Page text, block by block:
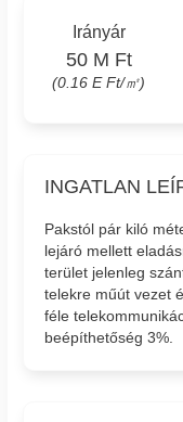
Irányár
50 M Ft
(0.16 E Ft/㎡)
INGATLAN
Pakstól pár kiló
lejáró mellett
terület jelenleg
telekre műút vezet
féle
beépíthetőség 3%.